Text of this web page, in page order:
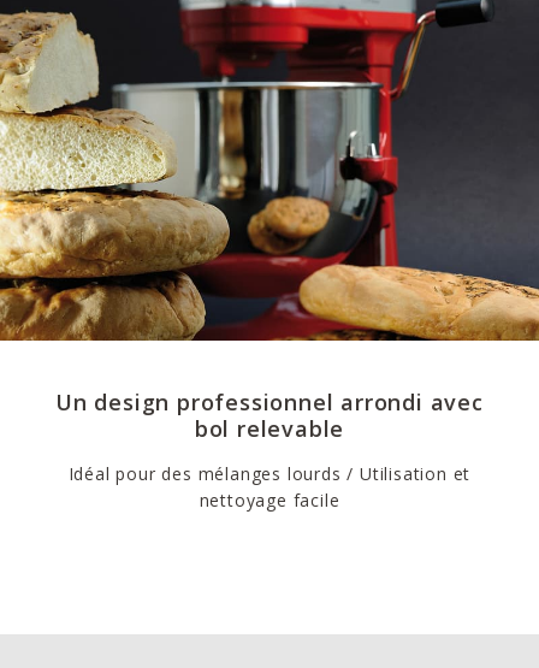
Un design professionnel arrondi avec
bol relevable
Idéal pour des mélanges lourds / Utilisation et
nettoyage facile